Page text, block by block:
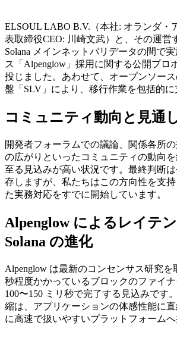
ELSOUL LABO B.V.（本社: オランダ・
表取締役CEO: 川崎文武）と、その運営
Solana メインネットバリデータの間で
ス「Alpenglow」採用に関する公開プロ
投じました。あわせて、オープンソー
盤「SLV」により、移行作業を包括的に
コミュニティ動向と見通
開発者フォーラムでの議論、関係各所
の広がりといったコミュニティの動向
至る見込みが高い状況です。最終判断
存しますが、私たちはこの方向性を支
た実務対応をすでに開始しています。
Alpenglow によるレイテ
Solana の進化
Alpenglow は最新のコンセンサス研究を
秒程度かかっているブロックのファイ
100〜150 ミリ秒で完了する見込みです
縮は、アプリケーションの体感性能に直
に高速で扱いやすいプラットフォームへ